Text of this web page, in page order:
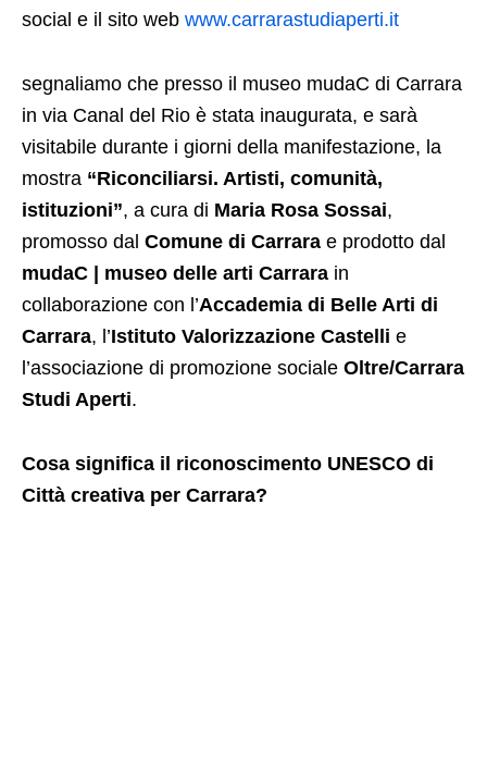
social e il sito web www.carrarastudiaperti.it
segnaliamo che presso il museo mudaC di Carrara
in via Canal del Rio è stata inaugurata, e sarà
visitabile durante i giorni della manifestazione, la
mostra “Riconciliarsi. Artisti, comunità,
istituzioni”, a cura di Maria Rosa Sossai,
promosso dal Comune di Carrara e prodotto dal
mudaC | museo delle arti Carrara in
collaborazione con l’Accademia di Belle Arti di
Carrara, l’Istituto Valorizzazione Castelli e
l’associazione di promozione sociale Oltre/Carrara
Studi Aperti.
Cosa significa il riconoscimento UNESCO di
Città creativa per Carrara?